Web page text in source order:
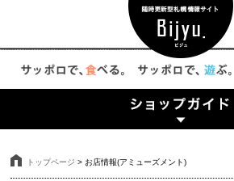
トップページ > お店情報(アミューズメント)